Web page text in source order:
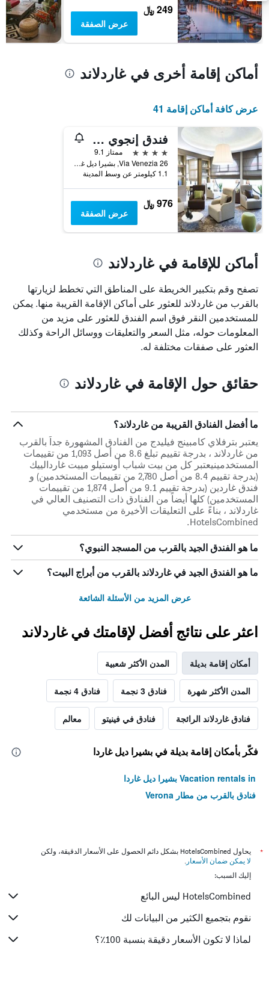
249 ﷼
عرض الصفقة
أماكن إقامة أخرى في غاردلاند
عرض كافة أماكن إقامة 41
فندق إنجوي غاردا
4 نجوم
ممتاز 9.1
Via Venezia 26, بشيرا ديل غاردا, فينيتو, إيطاليا
1.1 كيلومتر عن وسط المدينة
976 ﷼
عرض الصفقة
أماكن للإقامة في غاردلاند
تصفح وقم بتكبير الخريطة على المناطق التي تخطط لزيارتها
بالقرب من غاردلاند للعثور على أماكن الإقامة القريبة منها. يمكن
للمستخدمين النقر فوق اسم الفندق للعثور على مزيد من
المعلومات حوله، مثل السعر والتعليقات ووسائل الراحة وكذلك
العثور على صفقات مختلفة له.
حقائق حول الإقامة في غاردلاند
ما أفضل الفنادق القريبة من غاردلاند؟
يعتبر بترفلاي كامبينج فيليدج من الفنادق المشهورة جداً بالقرب
من غاردلاند ، بدرجة تقييم تبلغ 8.6 من أصل 1,093 من تقييمات
المستخدمينيعتبر كل من بيت شباب أوستيلو مييت غاردالييك
(بدرجة تقييم 8.4 من أصل 2,780 من تقييمات المستخدمين) و
فندق غاردين (بدرجة تقييم 9.1 من أصل 1,874 من تقييمات
المستخدمين) كلها أيضاً من الفنادق ذات التصنيف العالي في
غاردلاند ، بناءً على التعليقات الأخيرة من مستخدمي
HotelsCombined.
ما هو الفندق الجيد بالقرب من المسجد النبوي؟
ما هو الفندق الجيد في غاردلاند بالقرب من أبراج البيت؟
عرض المزيد من الأسئلة الشائعة
اعثر على نتائج أفضل لإقامتك في غاردلاند
أمكان إقامة بديلة المدن الأكثر شعبية
المدن الأكثر شهرة فنادق 3 نجمة فنادق 4 نجمة
فنادق غاردلاند الرائجة فنادق في فينيتو معالم
فكّر بأمكان إقامة بديلة في بشيرا ديل غاردا
Vacation rentals in بشيرا ديل غاردا
فنادق بالقرب من مطار Verona
*
يحاول HotelsCombined بشكل دائم الحصول على الأسعار الدقيقة، ولكن
لا يمكن ضمان الأسعار .
إليك السبب:
HotelsCombined ليس البائع
نقوم بتجميع الكثير من البيانات لك
لماذا لا تكون الأسعار دقيقة بنسبة 100٪؟